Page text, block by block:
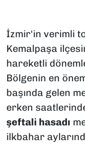
İzmir'in verimli
Kemalpaşa
hareketli
Bölgenin en
başında gelen
erken
şeftali hasadı
ilkbahar